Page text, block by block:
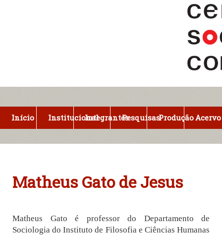
Início InstitucionalIntegrantesPesquisasProduçãoAcervo
Matheus Gato de Jesus
Matheus Gato é professor do Departamento de
Sociologia do Instituto de Filosofia e Ciências Humanas